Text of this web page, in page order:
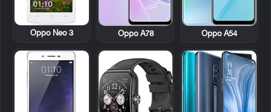
Oppo A54
Oppo A78
Oppo Neo 3